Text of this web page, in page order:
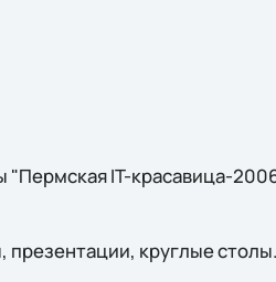
"Пермская IT-красавица-
презентации, круглые